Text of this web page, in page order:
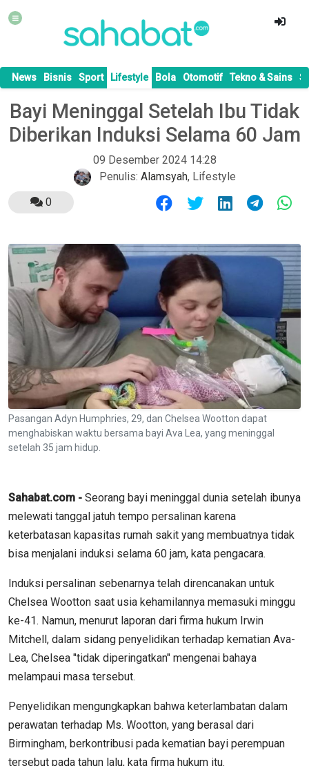
News Bisnis Sport Lifestyle Bola Otomotif Tekno & Sains
Bayi Meninggal Setelah Ibu Tidak
Diberikan Induksi Selama 60 Jam
09 Desember 2024 14:28
Penulis: Alamsyah, Lifestyle
0
Pasangan Adyn Humphries, 29, dan Chelsea Wootton dapat
menghabiskan waktu bersama bayi Ava Lea, yang meninggal
setelah 35 jam hidup.
Sahabat.com - Seorang bayi meninggal dunia setelah ibunya
melewati tanggal jatuh tempo persalinan karena
keterbatasan kapasitas rumah sakit yang membuatnya tidak
bisa menjalani induksi selama 60 jam, kata pengacara.
Induksi persalinan sebenarnya telah direncanakan untuk
Chelsea Wootton saat usia kehamilannya memasuki minggu
ke-41. Namun, menurut laporan dari firma hukum Irwin
Mitchell, dalam sidang penyelidikan terhadap kematian Ava-
Lea, Chelsea "tidak diperingatkan" mengenai bahaya
melampaui masa tersebut.
Penyelidikan mengungkapkan bahwa keterlambatan dalam
perawatan terhadap Ms. Wootton, yang berasal dari
Birmingham, berkontribusi pada kematian bayi perempuan
tersebut pada tahun lalu, kata firma hukum itu.